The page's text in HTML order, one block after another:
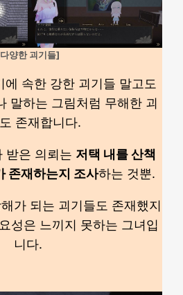
양한 괴기들]
에 속한 강한 괴기들 말고도
말하는 그림처럼 무해한 괴
존재합니다.
받은 의뢰는 저택 내를 산책
존재하는지 조사하는 것뿐.
가 되는 괴기들도 존재했지
성은 느끼지 못하는 그녀입
니다.